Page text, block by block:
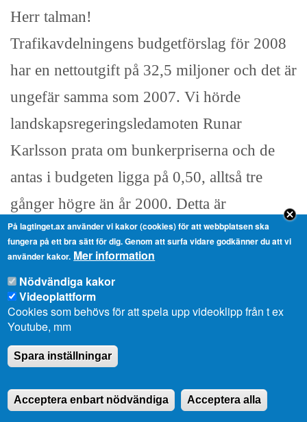
Herr talman!
Trafikavdelningens budgetförslag för 2008
har en nettoutgift på 32,5 miljoner och det är
ungefär samma som 2007. Vi hörde
landskapsregeringsledamoten Runar
Karlsson prata om bunkerpriserna och de
antas i budgeten ligga på 0,50, alltså tre
gånger högre än år 2000. Detta är
optimistiskt, för alla vet ju att oljepriserna
ändrar fort och oftast uppåt. I dag är det ca
0,51, men det här som att tippa lotto, det är
svårt att få rätt!
Trafiksäkerheten tas upp i budgeten och den
är också viktig. Satsningen på rondeller har
På lagtinget.ax använder vi kakor (cookies) för att webbplatsen ska
fungera på ett bra sätt för dig. Genom att surfa vidare godkänner du att vi
använder kakor. Mer information
Nödvändiga kakor
Videoplattform
Cookies som behövs för att spela upp videoklipp från t ex
Youtube, mm
Spara inställningar
Acceptera enbart nödvändiga Acceptera alla